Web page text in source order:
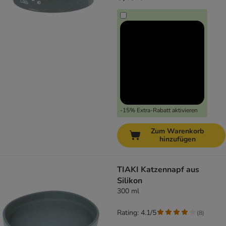
-15% Extra-Rabatt aktivieren
Zum Warenkorb
hinzufügen
TIAKI Katzennapf aus
Silikon
300 ml
Rating: 4.1/5 (8)